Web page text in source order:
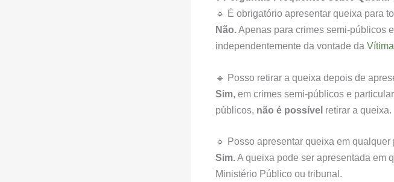
🔹 É obrigatório apresentar queixa para
Não.Apenas para crimes semi-públicos
independentemente da vontade da Vítima
🔹 Posso retirar a queixa depois de
Sim, em crimes semi-públicos e
públicos, não é possível retirar a queixa.
🔹 Posso apresentar queixa em
Sim.A queixa pode ser apresentada em
Ministério Público ou tribunal.